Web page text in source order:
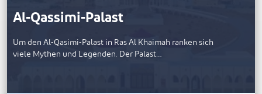
Al-Qassimi-Palast
Um den Al-Qasimi-Palast in Ras Al Khaimah ranken sich
viele Mythen und Legenden. Der Palast…